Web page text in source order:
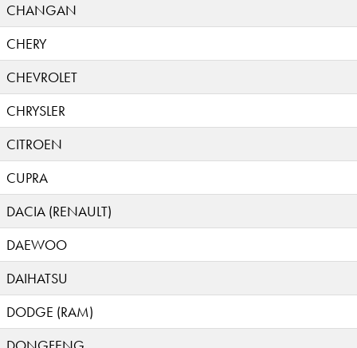
CHANGAN
CHERY
CHEVROLET
CHRYSLER
CITROEN
CUPRA
DACIA (RENAULT)
DAEWOO
DAIHATSU
DODGE (RAM)